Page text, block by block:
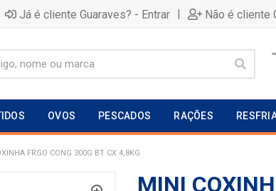
Já é cliente Guaraves? - Entrar | Não é cliente
OVOS PESCADOS RAÇÕES
FRGO CONG 300G BT CX 4,8KG
MINI